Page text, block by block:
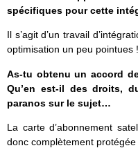
spécifiques pour cette
Il s’agit d’un travail
optimisation un peu pointues !
As-tu obtenu un accord
Qu’en est-il des droits,
paranos sur le sujet…
La carte d’abonnement
donc complètement protégée